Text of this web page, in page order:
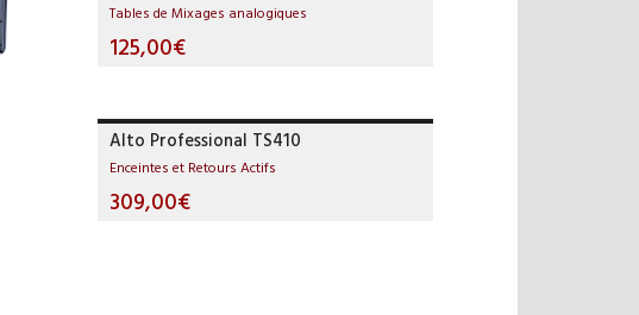
Tables de Mixages analogiques
125,00€
Alto Professional TS410
Enceintes et Retours Actifs
309,00€